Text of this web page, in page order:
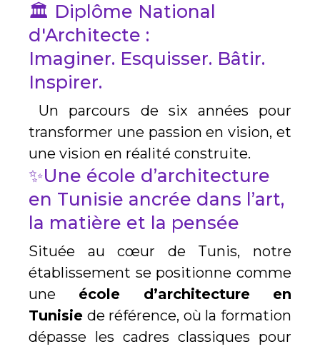
🏛️ Diplôme National
d'Architecte :
Imaginer. Esquisser. Bâtir.
Inspirer.
Un parcours de six années pour
transformer une passion en vision, et
une vision en réalité construite.
✨Une école d’architecture
en Tunisie ancrée dans l’art,
la matière et la pensée
Située au cœur de Tunis, notre
établissement se positionne comme
une école d’architecture en
Tunisie de référence, où la formation
dépasse les cadres classiques pour